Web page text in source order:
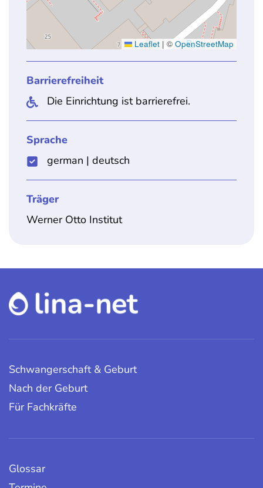
Leaflet | © OpenStreetMap
Barrierefreiheit
Die Einrichtung ist barrierefrei.
Sprache
german | deutsch
Träger
Werner Otto Institut
Schwangerschaft & Geburt
Nach der Geburt
Für Fachkräfte
Glossar